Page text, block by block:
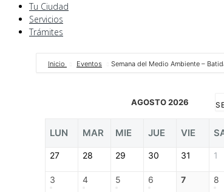
Tu Ciudad
Servicios
Trámites
Inicio Eventos Semana del Medio Ambiente –
AGOSTO 2026
LUN MAR MIE JUE VIE
27 28 29 30 31 1
3 4 5 6 7 8